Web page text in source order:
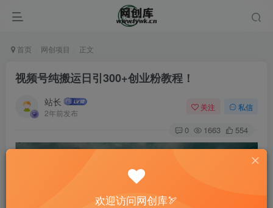
首页 网创项目 正文
视频号纯搬运日引300+创业粉教程！
站长
2年前发布
关注 私信
0 1663 554
欢迎访问网创库🏹